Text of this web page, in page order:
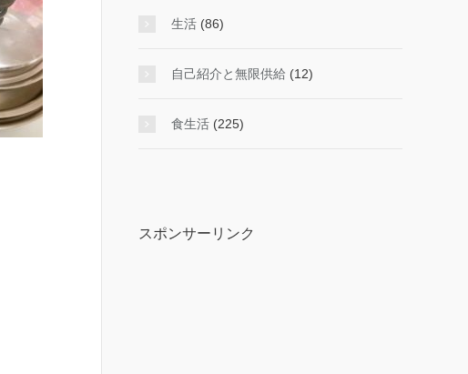
生活 (86)
自己紹介と無限供給 (12)
食生活 (225)
スポンサーリンク